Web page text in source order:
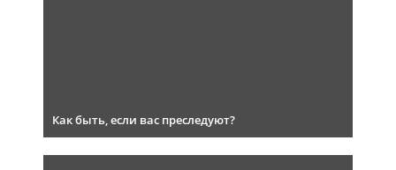
Как быть, если вас преследуют?